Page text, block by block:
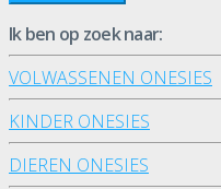
Ik ben op zoek naar:
VOLWASSENEN ONESIES
KINDER ONESIES
DIEREN ONESIES